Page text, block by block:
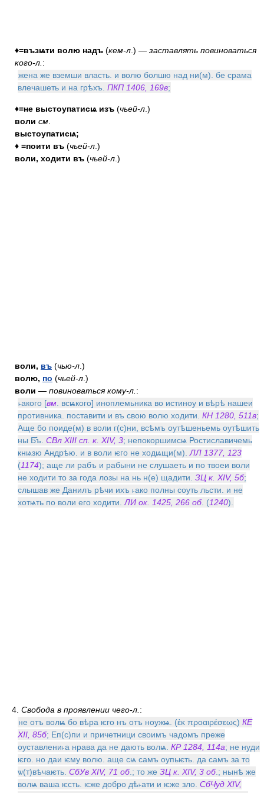
♦=възѩти волю надъ (кем-л .) — заставлять повиноваться
кого-л. :
жена же вземши власть. и волю болшю над ни(м). бе срама
влечашеть и на грѣхъ. ПКП 1406, 169в;
♦=не выстоупатисѩ изъ (чьей-л .)
воли см
выстоупатисѩ;
♦ =поити въ (чьей-л .)
воли, ходити въ (чьей-л .)
воли, въ (чью-л .)
волю, по (чьей-л .)
воли — повиноваться кому-л. :
˫акого [вм . всѩкого] иноплемьника во истиноу и вѣрѣ нашеи
противника. поставити и въ свою волю ходити. КН 1280, 511в;
Аще бо поиде(м) в воли г(с)ни, всѣмъ оутѣшеньемь оутѣшить
ны Б҃ъ. СВл XIII сп. к. XIV, 3; непокоршимсѩ Ростиславичемь
кнѩзю Андрѣю. и в воли ѥго не ходѩщи(м). ЛЛ 1377, 123
(1174); аще ли рабъ и рабыни не слушаеть и по твоеи воли
не ходити то за года лозы на нь н(е) щадити. ЗЦ к. XIV, 5б;
слышав же Данилъ рѣчи ихъ ˫ако полны соуть льсти. и не
хотѩть по воли его ходити. ЛИ ок. 1425, 266 об. (1240).
4. Свобода в проявлении чего-л. :
не отъ волѩ бо вѣра ѥго нъ отъ ноужѩ. (ἐκ προαιρέσεως) КЕ
XII, 85б; Еп(с)пи и причетници своимъ чадомъ преже
оуставлени˫а нрава да не дають волѩ. КР 1284, 114а; не нуди
ѥго. но даи ѥму волю. аще сѩ самъ оупьѥть. да самъ за то
ѡ(т)вѣчаѥть. СбУв XIV, 71 об.; то же ЗЦ к. XIV, 3 об.; нынѣ же
волѩ ваша ѥсть. ѥже добро дѣ˫ати и ѥже зло. СбЧуд XIV,